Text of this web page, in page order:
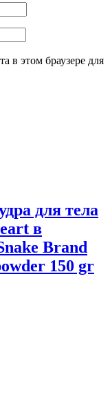
в этом браузере для
для тела
в
Brand
150 gr